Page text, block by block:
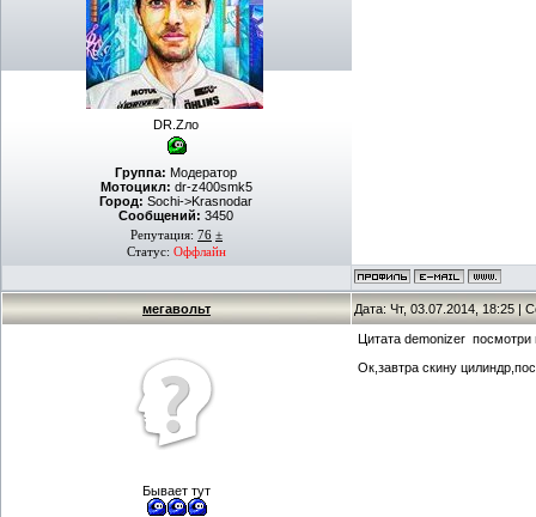
DR.Zло
Группа: Модератор
Мотоцикл: dr-z400smk5
Город: Sochi->Krasnodar
Сообщений: 3450
Репутация: 76 ±
Статус: Оффлайн
мегавольт Дата: Чт, 03.07.2014, 18:25 |
Бывает тут
Цитата demonizer
Ок,завтра скину